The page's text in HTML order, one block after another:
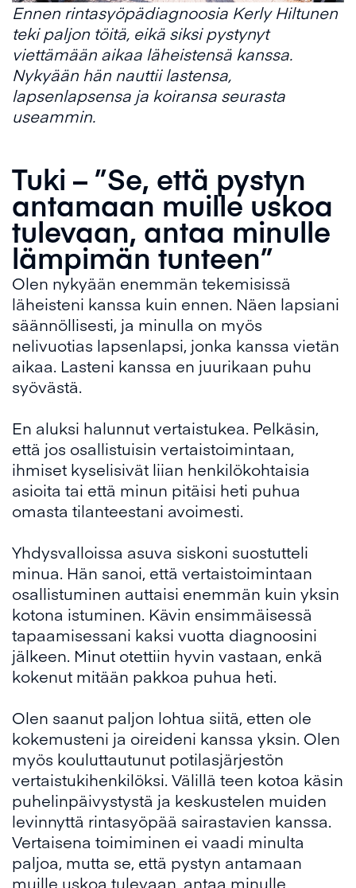
Ennen rintasyöpädiagnoosia Kerly Hiltunen
teki paljon töitä, eikä siksi pystynyt
viettämään aikaa läheistensä kanssa.
Nykyään hän nauttii lastensa,
lapsenlapsensa ja koiransa seurasta
useammin.
Tuki – ”Se, että pystyn
antamaan muille uskoa
tulevaan, antaa minulle
lämpimän tunteen”
Olen nykyään enemmän tekemisissä
läheisteni kanssa kuin ennen. Näen lapsiani
säännöllisesti, ja minulla on myös
nelivuotias lapsenlapsi, jonka kanssa vietän
aikaa. Lasteni kanssa en juurikaan puhu
syövästä.
En aluksi halunnut vertaistukea. Pelkäsin,
että jos osallistuisin vertaistoimintaan,
ihmiset kyselisivät liian henkilökohtaisia
asioita tai että minun pitäisi heti puhua
omasta tilanteestani avoimesti.
Yhdysvalloissa asuva siskoni suostutteli
minua. Hän sanoi, että vertaistoimintaan
osallistuminen auttaisi enemmän kuin yksin
kotona istuminen. Kävin ensimmäisessä
tapaamisessani kaksi vuotta diagnoosini
jälkeen. Minut otettiin hyvin vastaan, enkä
kokenut mitään pakkoa puhua heti.
Olen saanut paljon lohtua siitä, etten ole
kokemusteni ja oireideni kanssa yksin. Olen
myös kouluttautunut potilasjärjestön
vertaistukihenkilöksi. Välillä teen kotoa käsin
puhelinpäivystystä ja keskustelen muiden
levinnyttä rintasyöpää sairastavien kanssa.
Vertaisena toimiminen ei vaadi minulta
paljoa, mutta se, että pystyn antamaan
muille uskoa tulevaan, antaa minulle